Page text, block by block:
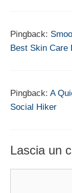
Pingback:
Best Skin Care
Pingback: A
Social Hiker
Lascia un